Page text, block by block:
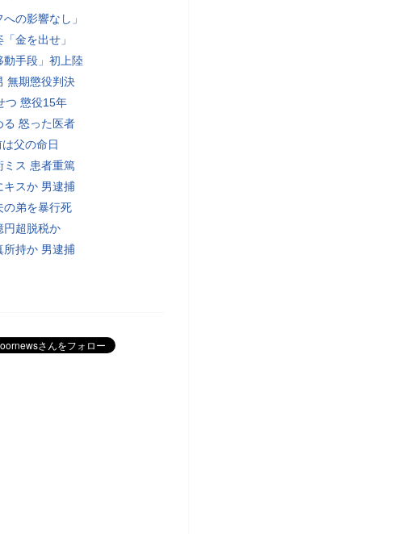
の影響なし」
金を出せ」
動手段」初上陸
無期懲役判決
つ 懲役15年
る 怒った医者
父の命日
ミス 患者重篤
キスか 男逮捕
弟を暴行死
円超脱税か
所持か 男逮捕